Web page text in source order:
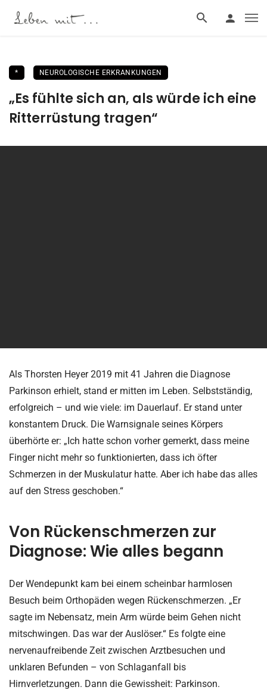
* NEUROLOGISCHE ERKRANKUNGEN
„Es fühlte sich an, als würde ich eine
Ritterrüstung tragen“
Als Thorsten Heyer 2019 mit 41 Jahren die Diagnose
Parkinson erhielt, stand er mitten im Leben. Selbstständig,
erfolgreich – und wie viele: im Dauerlauf. Er stand unter
konstantem Druck. Die Warnsignale seines Körpers
überhörte er: „Ich hatte schon vorher gemerkt, dass meine
Finger nicht mehr so funktionierten, dass ich öfter
Schmerzen in der Muskulatur hatte. Aber ich habe das alles
auf den Stress geschoben.“
Von Rückenschmerzen zur
Diagnose: Wie alles begann
Der Wendepunkt kam bei einem scheinbar harmlosen
Besuch beim Orthopäden wegen Rückenschmerzen. „Er
sagte im Nebensatz, mein Arm würde beim Gehen nicht
mitschwingen. Das war der Auslöser.“ Es folgte eine
nervenaufreibende Zeit zwischen Arztbesuchen und
unklaren Befunden – von Schlaganfall bis
Hirnverletzungen. Dann die Gewissheit: Parkinson.